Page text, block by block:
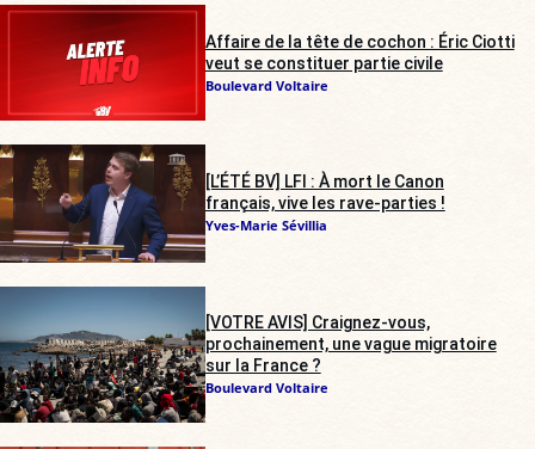
Affaire de la tête de cochon : Éric Ciotti
veut se constituer partie civile
Boulevard Voltaire
[L’ÉTÉ BV] LFI : À mort le Canon
français, vive les rave-parties !
Yves-Marie Sévillia
[VOTRE AVIS] Craignez-vous,
prochainement, une vague migratoire
sur la France ?
Boulevard Voltaire